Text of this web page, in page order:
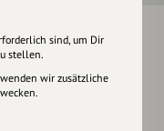
sind, um Dir
stellen.
wir zusätzliche